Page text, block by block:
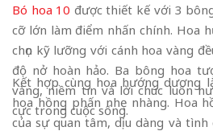
là:
540.000₫.
tại
là:
Bó hoa 10 được thiết kế với 3
cỡ lớn làm điểm nhấn chính. Hoa
chọn kỹ lưỡng với cánh hoa vàng
độ nở hoàn hảo. Ba bông hoa
vàng, niềm tin và lời chúc luôn
cực trong cuộc sống.
Kết hợp cùng hoa hướng dương
hoa hồng phấn nhẹ nhàng. Hoa
của sự quan tâm, dịu dàng và tình